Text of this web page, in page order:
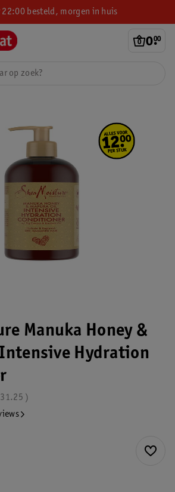
22:00 besteld, morgen in huis
0.
00
Manuka Honey &
Hydration
31.25